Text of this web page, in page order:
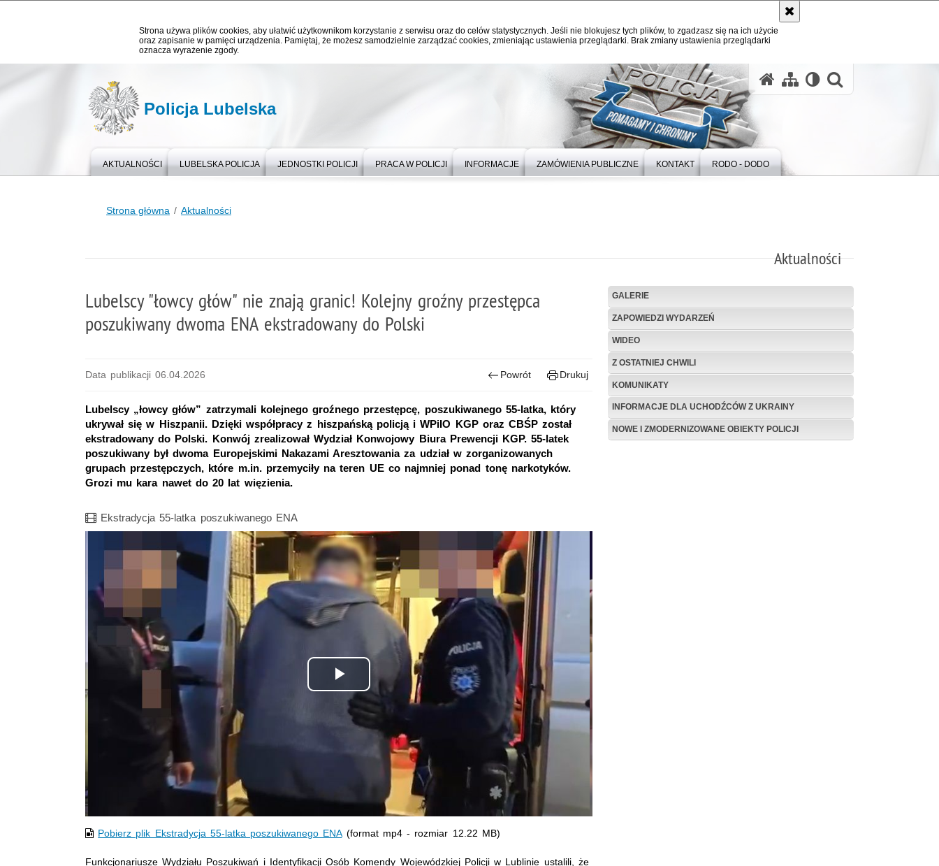
Strona używa plików cookies, aby ułatwić użytkownikom korzystanie z serwisu oraz do celów statystycznych. Jeśli nie blokujesz tych plików, to zgadzasz się na ich użycie
oraz zapisanie w pamięci urządzenia. Pamiętaj, że możesz samodzielnie zarządzać cookies, zmieniając ustawienia przeglądarki. Brak zmiany ustawienia przeglądarki
oznacza wyrażenie zgody.
Policja Lubelska
AKTUALNOŚCI LUBELSKA POLICJA JEDNOSTKI POLICJI PRACA W POLICJI INFORMACJE ZAMÓWIENIA PUBLICZNE KONTAKT RODO - DODO
Strona główna Aktualności
Aktualności
Lubelscy "łowcy głów" nie znają granic! Kolejny groźny przestępca
poszukiwany dwoma ENA ekstradowany do Polski
Data publikacji 06.04.2026 Powrót Drukuj
Lubelscy „łowcy głów” zatrzymali kolejnego groźnego przestępcę, poszukiwanego 55-latka, który
ukrywał się w Hiszpanii. Dzięki współpracy z hiszpańską policją i WPiIO KGP oraz CBŚP został
ekstradowany do Polski. Konwój zrealizował Wydział Konwojowy Biura Prewencji KGP. 55-latek
poszukiwany był dwoma Europejskimi Nakazami Aresztowania za udział w zorganizowanych
grupach przestępczych, które m.in. przemyciły na teren UE co najmniej ponad tonę narkotyków.
Grozi mu kara nawet do 20 lat więzienia.
Film
Ekstradycja 55-latka poszukiwanego ENA
Odtwórz
wideo
Pobierz plik Ekstradycja 55-latka poszukiwanego ENA(format mp4 - rozmiar 12.22 MB)
Funkcjonariusze Wydziału Poszukiwań i Identyfikacji Osób Komendy Wojewódzkiej Policji w Lublinie ustalili, że
GALERIE
ZAPOWIEDZI WYDARZEŃ
WIDEO
Z OSTATNIEJ CHWILI
KOMUNIKATY
INFORMACJE DLA UCHODŹCÓW Z UKRAINY
NOWE I ZMODERNIZOWANE OBIEKTY POLICJI